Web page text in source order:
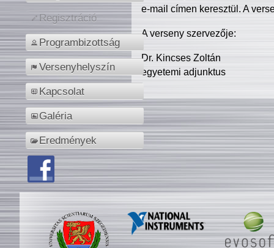
Regisztráció
Programbizottság
Versenyhelyszín
Kapcsolat
Galéria
Eredmények
e-mail címen keresztül. A
A verseny szervezője:
Dr. Kincses Zoltán
egyetemi adjunktus